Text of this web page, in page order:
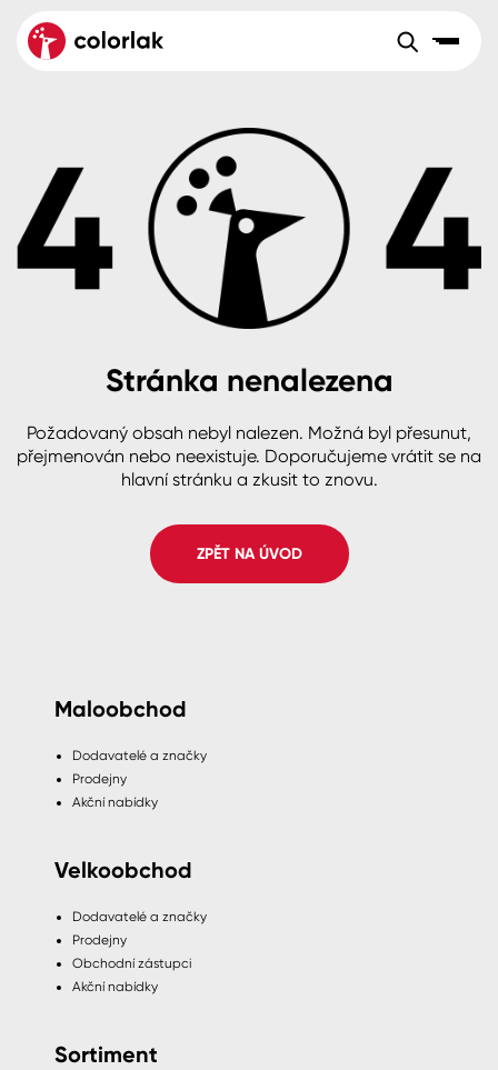
Velkoobchod Sortiment
Aktuality
Reference
O společnosti
B2B +420 800 145 555Po – Pá: 8:00–15:00
Česko
Slovensko Polsko Worldwide
Dřevo
Beton, asfalt, minerální podklady
Plast, sklo, keramika
Stěny
Fasády
Spreje
Colorlak Dekor
Colorlak Profi
Colorlak Pta
Stránka nenalezena
Požadovaný obsah nebyl nalezen. Možná byl přesunut,
přejmenován nebo neexistuje. Doporučujeme vrátit se na
hlavní stránku a zkusit to znovu.
ZPĚT NA ÚVOD
Maloobchod
Dodavatelé a značky
Prodejny
Akční nabídky
Velkoobchod
Dodavatelé a značky
Prodejny
Obchodní zástupci
Akční nabídky
Sortiment